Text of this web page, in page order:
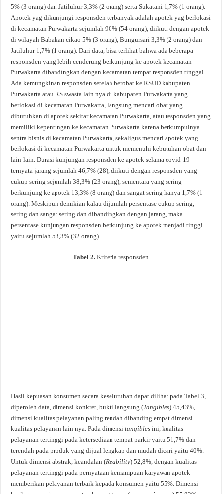
5% (3 orang) dan Jatiluhur 3,3% (2 orang) serta Sukatani 1,7% (1 orang).
Apotek yag dikunjungi responsden terbanyak adalah apotek yag berlokasi
di kecamatan Purwakarta sejumlah 90% (54 orang), diikuti dengan apotek
di wilayah Babakan cikao 5% (3 orang), Bungursari 3,3% (2 orang) dan
Jatiluhur 1,7% (1 orang). Dari data, bisa terlihat bahwa ada beberapa
responsden yang lebih cenderung berkunjung ke apotek kecamatan
Purwakarta dibandingkan dengan kecamatan tempat responsden tinggal.
Ada kemungkinan responsden setelah berobat ke RSUD kabupaten
Purwakarta atau RS swasta lain nya di kabupaten Purwakarta yang
berlokasi di kecamatan Purwakarta, langsung mencari obat yang
dibutuhkan di apotek sekitar kecamatan Purwakarta, atau responsden yang
memiliki kepentingan ke kecamatan Purwakarta karena berkumpulnya
sentra bisnis di kecamatan Purwakarta, sekaligus mencari apotek yang
berlokasi di kecamatan Purwakarta untuk memenuhi kebutuhan obat dan
lain-lain. Durasi kunjungan responsden ke apotek selama covid-19
ternyata jarang sejumlah 46,7% (28), diikuti dengan responsden yang
cukup sering sejumlah 38,3% (23 orang), sementara yang sering
berkunjung ke apotek 13,3% (8 orang) dan sangat sering hanya 1,7% (1
orang). Meskipun demikian kalau dijumlah persentase cukup sering,
sering dan sangat sering dan dibandingkan dengan jarang, maka
persentase kunjungan responsden berkunjung ke apotek menjadi tinggi
yaitu sejumlah 53,3% (32 orang).
Tabel 2.Kriteria responsden
Hasil kepuasan konsumen secara keseluruhan dapat dilihat pada Tabel 3,
diperoleh data, dimensi konkret, bukti langsung (Tangibles) 45,43%,
dimensi kualitas pelayanan paling rendah dibanding empat dimensi
kualitas pelayanan lain nya. Pada dimensitangibles ini, kualitas
pelayanan tertinggi pada ketersediaan tempat parkir yaitu 51,7% dan
terendah pada produk yang dijual lengkap dan mudah dicari yaitu 40%.
Untuk dimensi abstrak, keandalan (Reability) 52,8%, dengan kualitas
pelayanan tertinggi pada pernyataan kemampuan karyawan apotek
memberikan pelayanan terbaik kepada konsumen yaitu 55%. Dimensi